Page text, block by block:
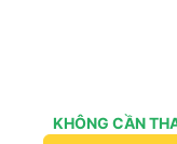
KHÔNG CẦN